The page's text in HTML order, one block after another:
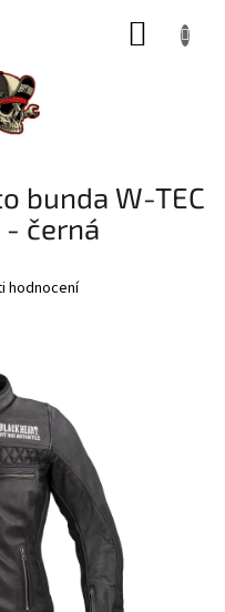
bunda W-TEC
- černá
hodnocení